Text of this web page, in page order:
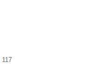
117